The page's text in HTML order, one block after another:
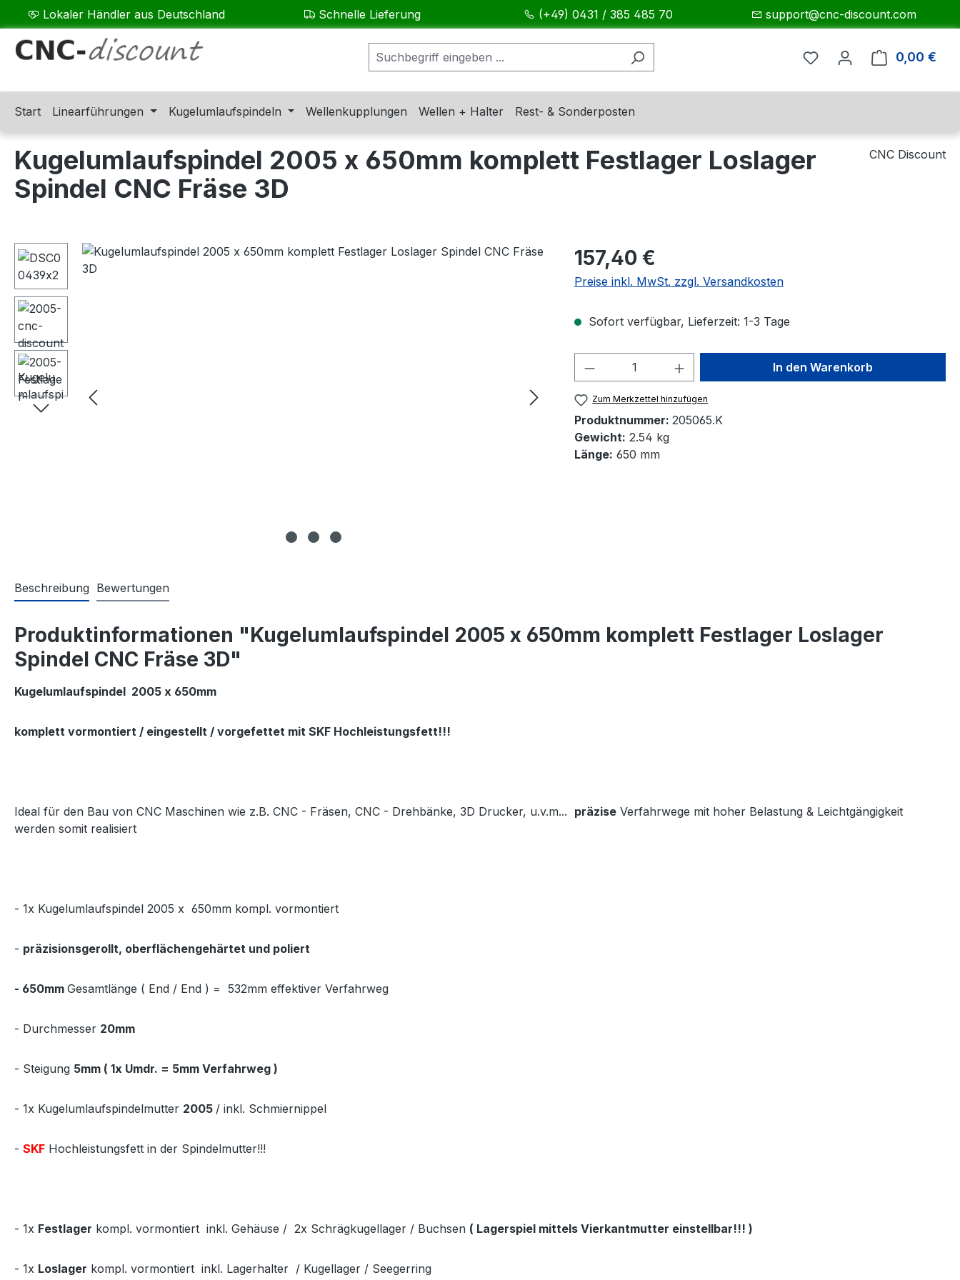
Hauptinhalt springen
Zur Suche springen
Zur Hauptnavigation springen
Lokaler Händler aus Deutschland Schnelle Lieferung (+49) 0431 / 385 485 70 support@cnc-discount.com
0,00 €
Start Linearführungen Kugelumlaufspindeln Wellenkupplungen Wellen + Halter Rest- & Sonderposten
Kugelumlaufspindel 2005 x 650mm komplett Festlager Loslager
Spindel CNC Fräse 3D
CNC Discount
Bildergalerie überspringen Regulärer Preis:
157,40 €
Preise inkl. MwSt. zzgl. Versandkosten
Sofort verfügbar, Lieferzeit: 1-3 Tage
Produkt Anzahl: Gib den gewünschten Wert
In den Warenkorb
Zum Merkzettel hinzufügen
Produktnummer: 205065.K
Gewicht: 2.54 kg
Länge: 650 mm
Beschreibung Bewertungen
Produktinformationen "Kugelumlaufspindel 2005 x 650mm komplett Festlager Loslager
Spindel CNC Fräse 3D"
Kugelumlaufspindel 2005 x 650mm
komplett vormontiert / eingestellt / vorgefettet mit SKF Hochleistungsfett!!!
Ideal für den Bau von CNC Maschinen wie z.B. CNC - Fräsen, CNC - Drehbänke, 3D Drucker, u.v.m... präzise Verfahrwege mit hoher Belastung & Leichtgängigkeit
werden somit realisiert
- 1x Kugelumlaufspindel 2005 x 650mm kompl. vormontiert
- präzisionsgerollt, oberflächengehärtet und poliert
- 650mm Gesamtlänge ( End / End ) = 532mm effektiver Verfahrweg
- Durchmesser 20mm
- Steigung 5mm ( 1x Umdr. = 5mm Verfahrweg )
- 1x Kugelumlaufspindelmutter 2005 / inkl. Schmiernippel
- SKF Hochleistungsfett in der Spindelmutter!!!
- 1x Festlager kompl. vormontiert inkl. Gehäuse / 2x Schrägkugellager / Buchsen ( Lagerspiel mittels Vierkantmutter einstellbar!!! )
- 1x Loslager kompl. vormontiert inkl. Lagerhalter / Kugellager / Seegerring